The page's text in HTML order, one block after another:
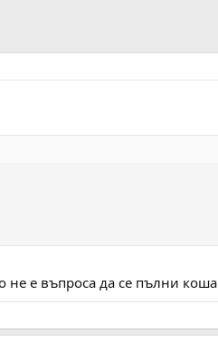
не е въпроса да се пълни коша